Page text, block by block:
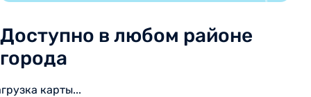
Доступно в любом районе
города
карты...